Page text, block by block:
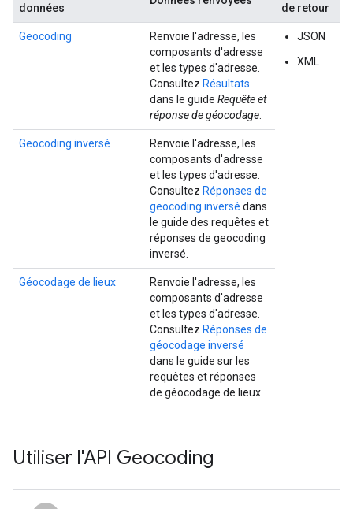
données
de retour
Geocoding
Renvoie l'adresse, les
composants d'adresse
et les types d'adresse.
Consultez Résultats
dans le guide Requête et
réponse de géocodage
JSON
XML
Geocoding inversé
Renvoie l'adresse, les
composants d'adresse
et les types d'adresse.
Consultez Réponses de
geocoding inversé dans
le guide des requêtes et
réponses de geocoding
inversé.
Géocodage de lieux
Renvoie l'adresse, les
composants d'adresse
et les types d'adresse.
Consultez Réponses de
géocodage inversé
dans le guide sur les
requêtes et réponses
de géocodage de lieux.
Utiliser l'API Geocoding